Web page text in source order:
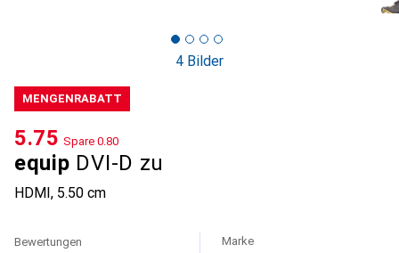
4 Bilder
MENGENRABATT
equip DVI-D zu
HDMI, 5.50 cm
CHF
5.75 Spare CHF
0.80
Bewertungen Marke